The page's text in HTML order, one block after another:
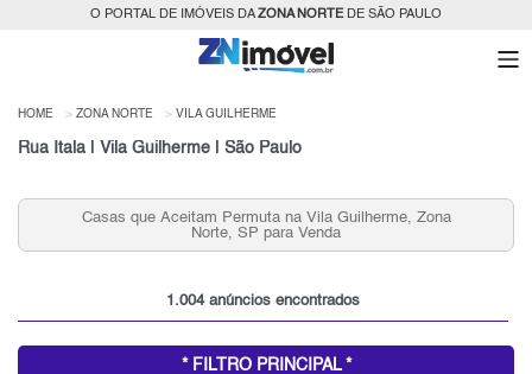
O PORTAL DE IMÓVEIS DAZONA NORTEDE SÃO PAULO
HOME ZONA NORTE VILA GUILHERME
Rua Itala | Vila Guilherme | São Paulo
Zona
Apartamentos 2 Quartos e 2 Vagas, Vila
Venda, Zona Norte, SP
1.004 anúncios encontrados
* FILTRO PRINCIPAL *